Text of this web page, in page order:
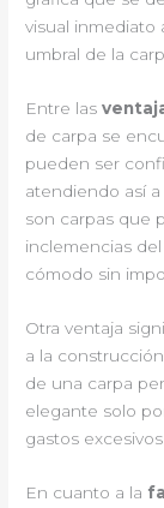
visual inmediato
umbral de la
Entre las
de carpa se
pueden ser
atendiendo así
son carpas que
inclemencias
cómodo sin
Otra ventaja
a la
de una carpa
elegante solo
gastos
En cuanto a la